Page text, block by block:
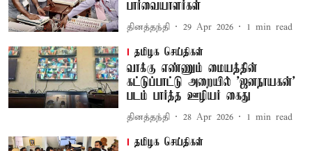
பார்வையாளர்கள்
தினத்தந்தி 29 Apr 2026 1 min read
தமிழக செய்திகள்
வாக்கு எண்ணும் மையத்தின்
கட்டுப்பாட்டு அறையில் 'ஜனநாயகன்'
படம் பார்த்த ஊழியர் கைது
தினத்தந்தி 28 Apr 2026 1 min read
தமிழக செய்திகள்